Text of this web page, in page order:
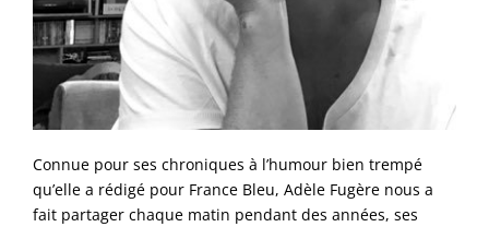
Connue pour ses chroniques à l’humour bien trempé
qu’elle a rédigé pour France Bleu, Adèle Fugère nous a
fait partager chaque matin pendant des années, ses